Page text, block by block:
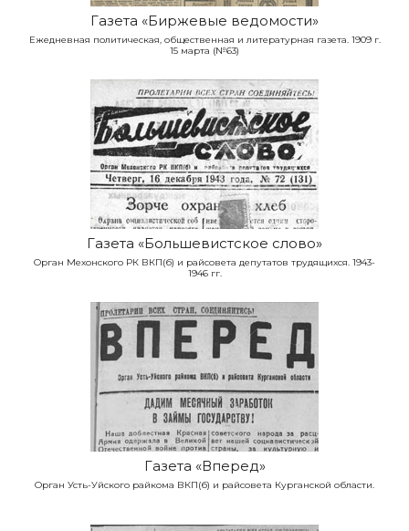
Газета «Биржевые ведомости»
Ежедневная политическая, общественная и литературная газета. 1909 г.
15 марта (№63)
Газета «Большевистское слово»
Орган Мехонского РК ВКП(б) и райсовета депутатов трудящихся. 1943-
1946 гг.
Газета «Вперед»
Орган Усть-Уйского райкома ВКП(б) и райсовета Курганской области.